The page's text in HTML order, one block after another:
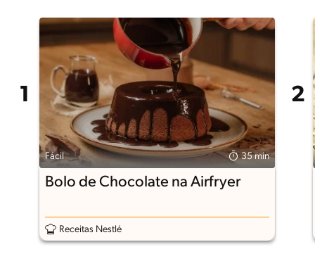
Fácil 35 min
Bolo de Chocolate na Airfryer
Receitas Nestlé